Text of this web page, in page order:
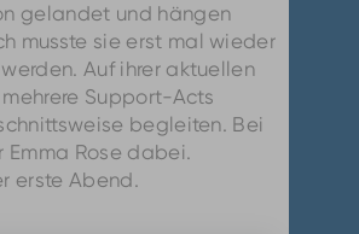
gelandet und hängen
musste sie erst mal wieder
Auf ihrer aktuellen
Support-Acts
begleiten. Bei
Emma Rose dabei.
erste Abend.